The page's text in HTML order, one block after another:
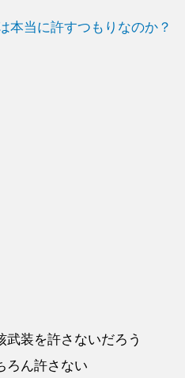
本当に許すつもりなのか？
武装を許さないだろう
ろん許さない